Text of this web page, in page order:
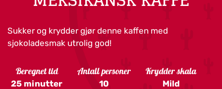
Sukker og krydder gjør denne kaffen med
sjokoladesmak utrolig god!
Beregnet tid
25 minutter
Antall personer
10
Krydder skala
Mild